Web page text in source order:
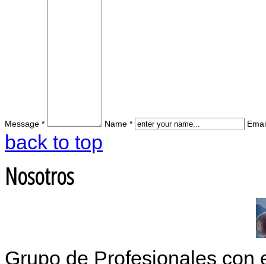
Message * Name *
back to top
Nosotros
Grupo de Profesionales con